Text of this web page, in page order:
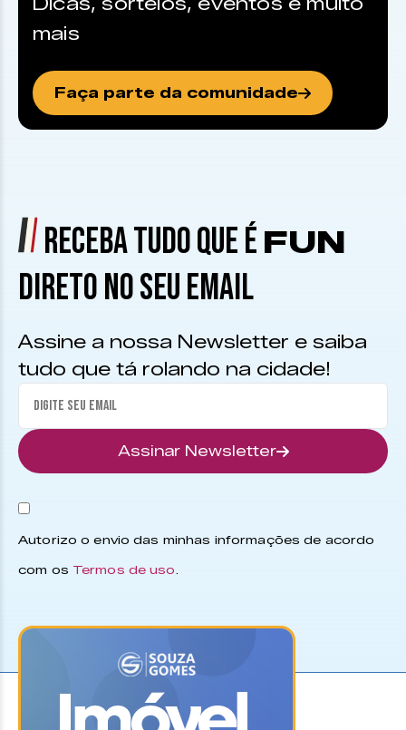
mais
Faça parte da comunidade
RECEBA TUDO QUE É FUN
DIRETO NO SEU EMAIL
Assine a nossa Newsletter e saiba
tudo que tá rolando na cidade!
Assinar Newsletter
Autorizo o envio das minhas informações de acordo
com os Termos de uso.